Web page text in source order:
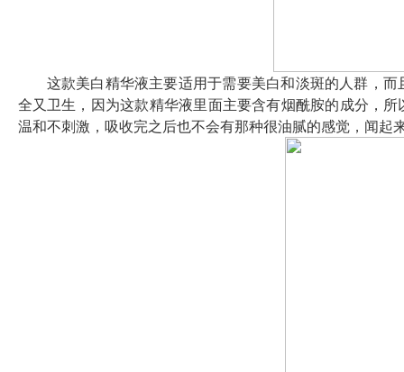
这款美白精华液主要适用于需要美白和淡斑的人群，
全又卫生，因为这款精华液里面主要含有烟酰胺的成分，
温和不刺激，吸收完之后也不会有那种很油腻的感觉，闻起